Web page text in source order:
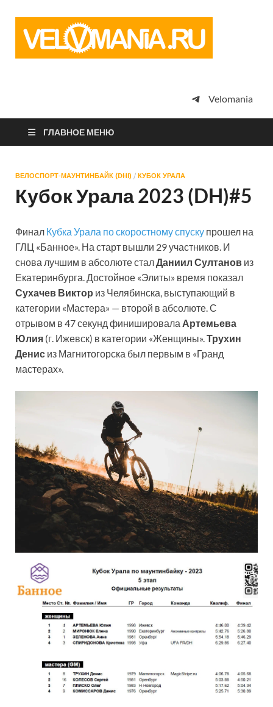
просто
Velomania
ГЛАВНОЕ МЕНЮ
ВЕЛОСПОРТ-МАУНТИНБАЙК (DHI) / КУБОК УРАЛА
Кубок Урала 2023 (DH)#5
Финал Кубка Урала по скоростному спуску прошел на
ГЛЦ «Банное». На старт вышли 29 участников. И
снова лучшим в абсолюте сталДаниил Султанов из
Екатеринбурга. Достойное «Элиты» время показал
Сухачев Виктор из Челябинска, выступающий в
категории «Мастера» — второй в абсолюте. С
отрывом в 47 секунд финишировала Артемьева
Юлия (г. Ижевск) в категории «Женщины».Трухин
Денис из Магнитогорска был первым в «Гранд
мастерах».